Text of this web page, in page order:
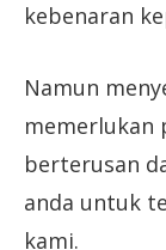
kebenaran
Namun
memerlukan
berterusan
anda untuk
kami.